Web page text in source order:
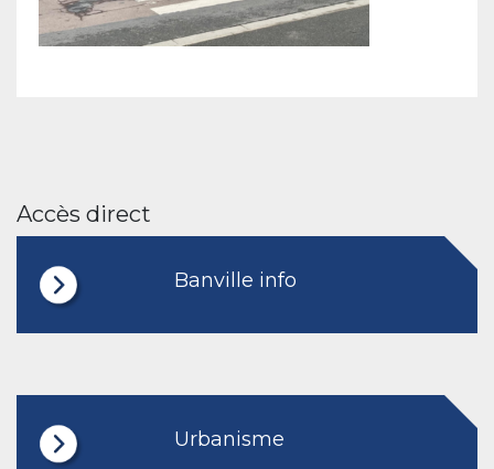
Accès direct
Banville info
Urbanisme